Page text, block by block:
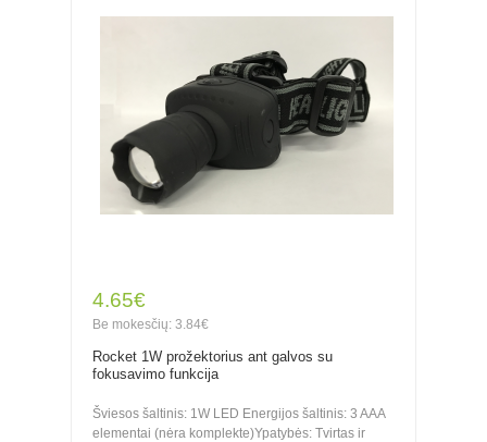
4.65€
Be mokesčių: 3.84€
Rocket 1W prožektorius ant galvos su
fokusavimo funkcija
Šviesos šaltinis: 1W LED Energijos šaltinis: 3 AAA
elementai (nėra komplekte)Ypatybės: Tvirtas ir